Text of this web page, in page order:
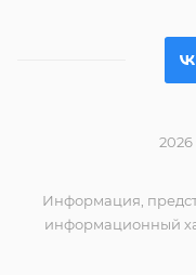
Информация,
информационный